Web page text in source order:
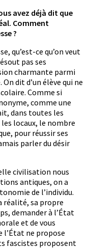
avez déjà dit que
Comment
?
qu’est-ce qu’on veut
pas ses
charmante parmi
dit d’un élève qui ne
Comme si
comme une
dans toutes les
locaux, le nombre
pour réussir ses
parler du désir
civilisation nous
antiques, on a
de l’individu.
réalité, sa propre
demander à l’État
et de vous
l’État ne propose
fascistes proposent